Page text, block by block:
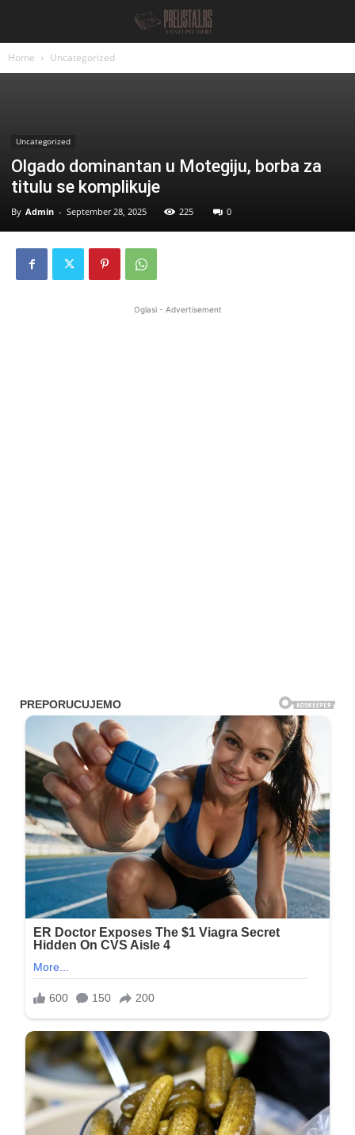
Home Uncategorized
Uncategorized
Olgado dominantan u Motegiju, borba za
titulu se komplikuje
By Admin - September 28, 2025 225 0
Oglasi - Advertisement